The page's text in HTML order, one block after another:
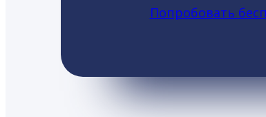
Попробовать